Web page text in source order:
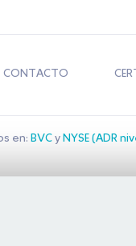
CONTACTO
en: BVCy NYSE (ADR